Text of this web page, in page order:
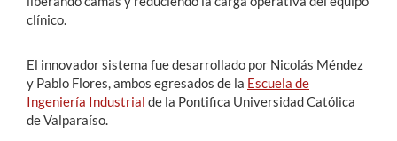
clínico.
El innovador sistema fue desarrollado por Nicolás Méndez
y Pablo Flores, ambos egresados de la Escuela de
Ingeniería Industrial de la Pontifica Universidad Católica
de Valparaíso.